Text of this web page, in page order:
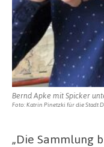
Bernd Apke mit Spicker
Foto: Katrin Pinetzki für die Stadt
„Die Sammlung